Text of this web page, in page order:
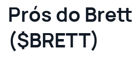
Prós do
($BRETT)